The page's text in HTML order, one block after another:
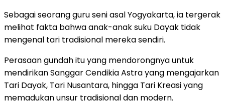
Sebagai seorang guru seni asal Yogyakarta, ia tergerak
melihat fakta bahwa anak-anak suku Dayak tidak
mengenal tari tradisional mereka sendiri.
Perasaan gundah itu yang mendorongnya untuk
mendirikan Sanggar Cendikia Astra yang mengajarkan
Tari Dayak, Tari Nusantara, hingga Tari Kreasi yang
memadukan unsur tradisional dan modern.